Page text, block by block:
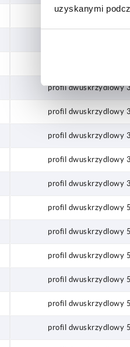
uzyskanymi
czworokąt 7 mm
profil dwuskrzydlowy
profil dwuskrzydlowy
profil dwuskrzydlowy
profil dwuskrzydlowy
profil dwuskrzydlowy
profil dwuskrzydlowy
profil dwuskrzydlowy
profil dwuskrzydlowy
profil dwuskrzydlowy
profil dwuskrzydlowy
profil dwuskrzydlowy